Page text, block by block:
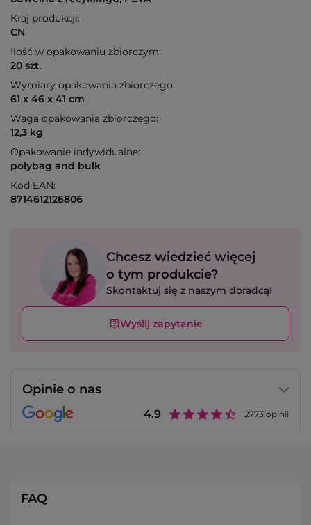
Kraj produkcji:
CN
Ilość w opakowaniu zbiorczym:
20 szt.
Wymiary opakowania zbiorczego:
61 x 46 x 41 cm
Waga opakowania zbiorczego:
12,3 kg
Opakowanie indywidualne:
polybag and bulk
Kod EAN:
8714612126806
Chcesz wiedzieć więcej
o tym produkcie?
Skontaktuj się z naszym doradcą!
Wyślij zapytanie
Opinie o nas
4.9 2773 opinii
FAQ